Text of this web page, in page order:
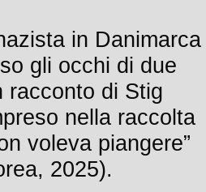
in Danimarca
gli occhi di due
racconto di Stig
nella raccolta
voleva piangere”
2025).